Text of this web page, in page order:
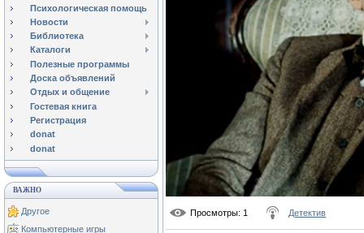
Психологическая помощь
Новости
Библиотека
Каталоги
Полезные программы
Доска объявлений
Отдых и общение
Гостевая книга
Регистрация
donat
donat
ВАЖНО
Другое
Компьютерные игры
Просмотры: 1 Детектив